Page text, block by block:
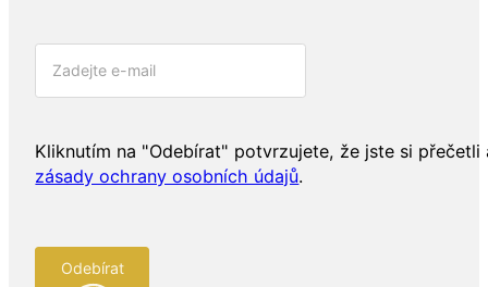
Kliknutím na "Odebírat" potvrzujete, že jste si přečetli
zásady ochrany osobních údajů.
Odebírat